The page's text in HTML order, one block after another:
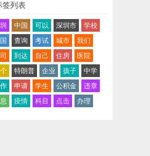
签列表
中国 可以 深圳市
学校
查询 考试 城市
我们
到达 自己 住房
医院
特朗普 企业 孩子
中学
申请 学生 公积金
违章
疫情 科目 点击 办理